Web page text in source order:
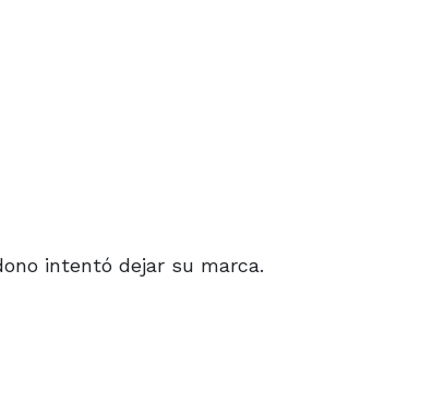
intentó dejar su marca.